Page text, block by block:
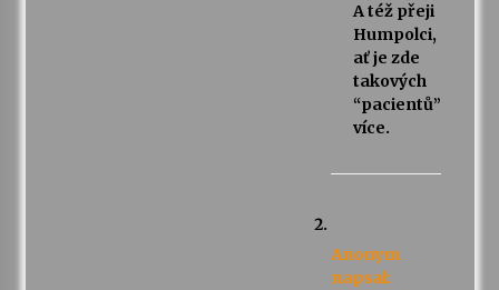
A též přeji
Humpolci,
ať je zde
takových
“pacientů”
více.
Anonym
napsal: